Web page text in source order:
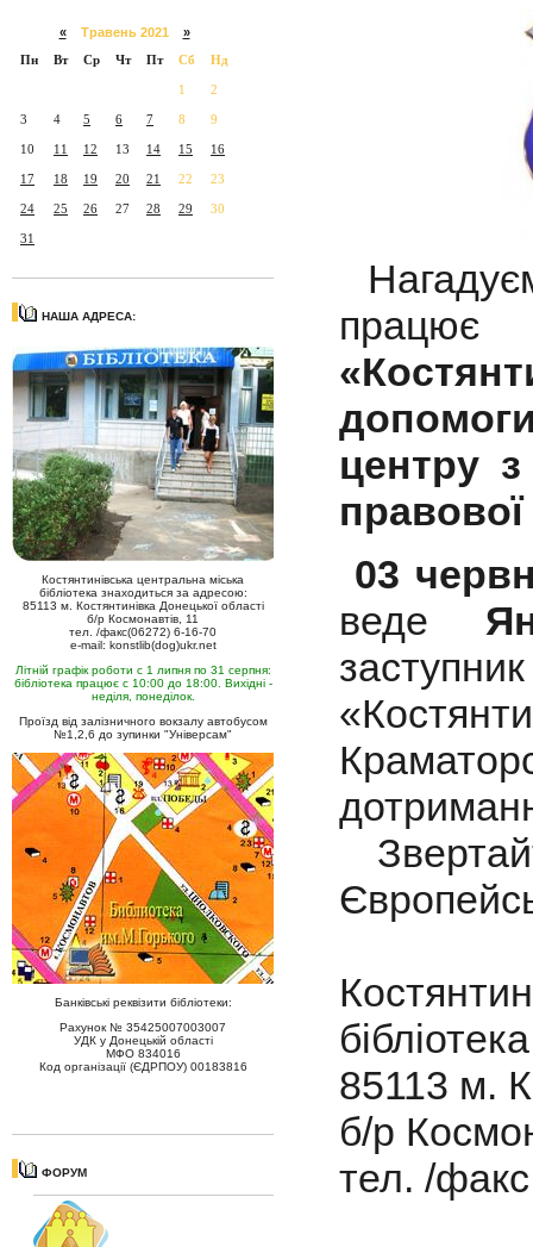
«Травень 2021 »
Пн
Вт Ср Чт Пт Сб Нд
1 2
3 4 5 6 7 8 9
10 11 12 13 14 15 16
17 18 19 20 21 22 23
24 25 26 27 28 29 30
31
НАША АДРЕСА:
Костянтинівська центральна міська
бібліотека знаходиться за адресою:
85113 м. Костянтинівка Донецької області
б/р Космонавтів, 11
тел. /факс(06272) 6-16-70
e-mail: konstlib(dog)ukr.net
Літній графік роботи с 1 липня по 31 серпня:
бібліотека працює с 10:00 до 18:00. Вихідні -
неділя, понеділок.
Проїзд від залізничного вокзалу автобусом
№1,2,6 до зупинки "Універсам"
Банківські реквізити бібліотеки:
Рахунок № 35425007003007
УДК у Донецькій області
МФО 834016
Код організації (ЄДРПОУ) 00183816
ФОРУМ
центру
03
веде
85113 м.
б/р
тел. /